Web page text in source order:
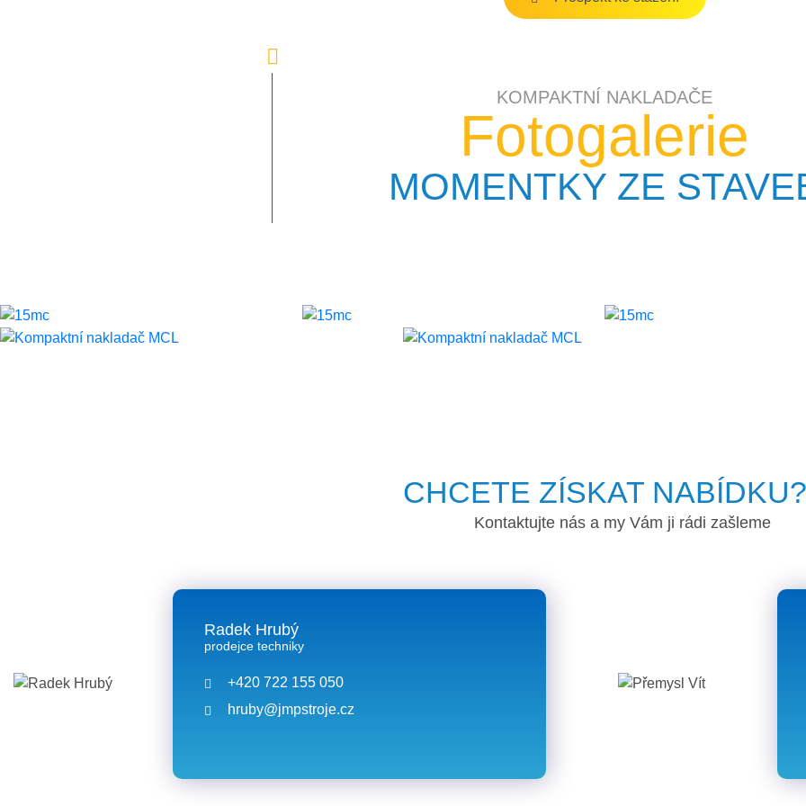
KOMPAKTNÍ NAKLADAČE
Fotogalerie
MOMENTKY ZE
CHCETE ZÍSKAT NABÍDKU?
Kontaktujte nás a my Vám ji rádi zašleme
Radek Hrubý
prodejce techniky
+420 722 155 050
hruby@jmpstroje.cz